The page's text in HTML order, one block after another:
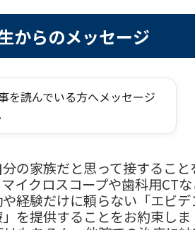
からのメッセージ
を読んでいる方へメッセージ
の家族だと思って接すること
イクロスコープや歯科用CT
経験だけに頼らない「エビデ
を提供することをお約束しま